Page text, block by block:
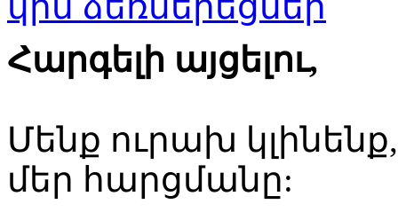
Հարգելի այցելու,
Մենք ուրախ
մեր հարցմանը: